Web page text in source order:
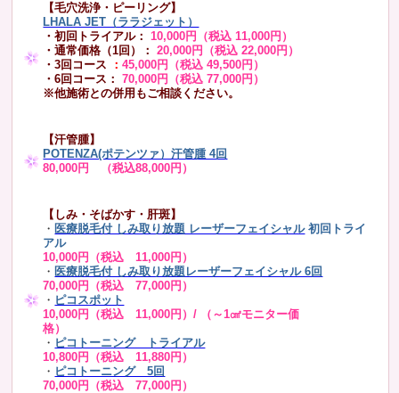
【毛穴洗浄・ピーリング】
LHALA JET（ララジェット）
・初回トライアル：10,000円（税込 11,000円）
・通常価格（1回）：
20,000円（税込 22,000円）
・3回コース ：45,000円（税込 49,500円）
・6回コース：
70,000円（税込 77,000円）
※他施術との併用もご相談ください。
【汗管腫】
POTENZA(ポテンツァ）汗管腫 4回
80,000円 （税込88,000円）
【しみ・そばかす・肝斑】
・ 医療脱毛付 しみ取り放題 レーザーフェイシャル 初回トライ
アル
10,000円（税込 11,000円）
・ 医療脱毛付 しみ取り放題レーザーフェイシャル 6回
70,000円（税込 77,000円）
・ ピコスポット
10,000円（税込 11,000円）/ （～1㎠モニター価
格）
・ ピコトーニング トライアル
10,800円（税込 11,880円）
・ ピコトーニング 5回
70,000円（税込 77,000円）